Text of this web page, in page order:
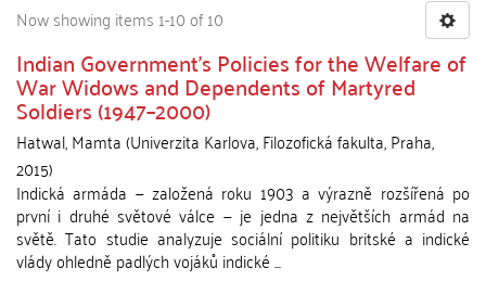
Now showing items 1-10 of 10
Indian Government’s Policies for the Welfare of
War Widows and Dependents of Martyred
Soldiers (1947–2000)
Hatwal, Mamta(Univerzita Karlova, Filozofická fakulta,Praha,
2015)
Indická armáda — založená roku 1903 a výrazně rozšířená po
první i druhé světové válce — je jedna z největších armád na
světě. Tato studie analyzuje sociální politiku britské a indické
vlády ohledně padlých vojáků indické ...